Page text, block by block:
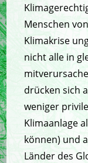
Menschen
Klimakrise
nicht alle in
drücken sich
weniger
Klimaanlage
können) und
Länder des